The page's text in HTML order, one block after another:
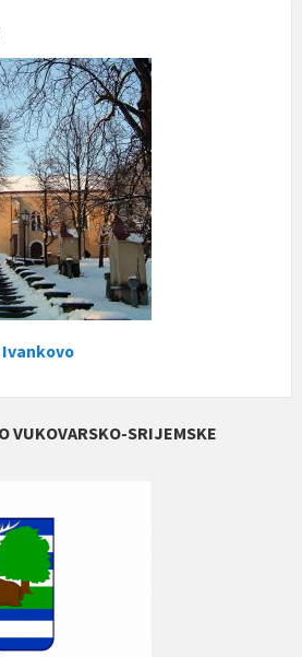
VUKOVARSKO-SRIJEMSKE